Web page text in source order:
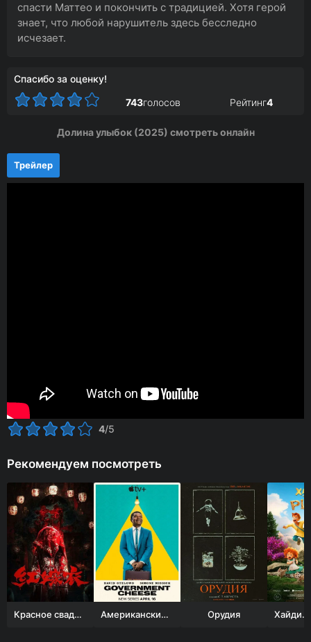
спасти Маттео и покончить с традицией. Хотя герой
знает, что любой нарушитель здесь бесследно
исчезает.
Спасибо за оценку!
743голосов Рейтинг4
Долина улыбок (2025) смотреть онлайн
Трейлер
4/5
Рекомендуем посмотреть
Красное свадебное платье Американский сыр Орудия